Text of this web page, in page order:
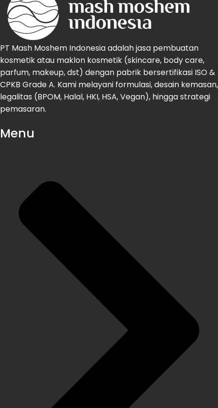
PT Mash Moshem Indonesia adalah jasa pembuatan
kosmetik atau maklon kosmetik (skincare, body care,
parfum, makeup, dst) dengan pabrik bersertifikasi ISO &
CPKB Grade A. Kami melayani formulasi, desain kemasan,
legalitas (BPOM, Halal, HKI, HSA, Vegan), hingga strategi
pemasaran.
Menu